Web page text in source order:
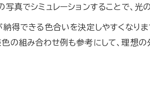
壁塗装の色合い組み合わせシミュレー
に強い塗装の選び方と色合い実践術
あせしにくい塗装色合いの見極め方
真でシミュレーションすることで、
得できる色合いを決定しやすくなり
の組み合わせ例も参考にして、理想